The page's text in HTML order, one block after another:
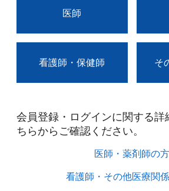
医師
看護師・保健師 そ
会員登録・ログインに関する詳
ちらからご確認ください。​
医師・薬剤師の方​
看護師・その他医療関